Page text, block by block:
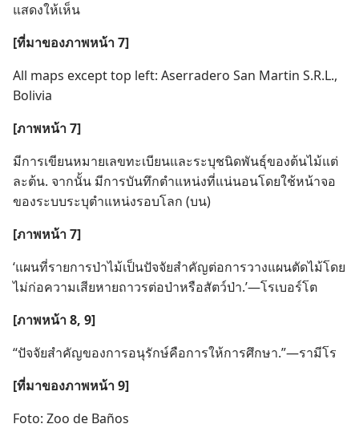
แสดง​ให้​เห็น
[ที่​มา​ของ​ภาพ​หน้า 7]
All maps except top left: Aserradero San Martin S.R.L.,
Bolivia
[ภาพ​หน้า 7]
มี​การ​เขียน​หมาย​เลข​ทะเบียน​และ​ระบุ​ชนิด​พันธุ์​ของ​ต้น​ไม้​แต่​
ละ​ต้น. จาก​นั้น มี​การ​บันทึก​ตำแหน่ง​ที่​แน่นอน​โดย​ใช้​หน้า​จอ​
ของ​ระบบ​ระบุ​ตำแหน่ง​รอบ​โลก (บน)
[ภาพ​หน้า 7]
‘แผนที่​รายการ​ป่า​ไม้​เป็น​ปัจจัย​สำคัญ​ต่อ​การ​วาง​แผน​ตัด​ไม้​โดย​
ไม่​ก่อ​ความ​เสียหาย​ถาวร​ต่อ​ป่า​หรือ​สัตว์​ป่า.’—โรเบอร์โต
[ภาพ​หน้า 8, 9]
“ปัจจัย​สำคัญ​ของ​การ​อนุรักษ์​คือ​การ​ให้​การ​ศึกษา.”—รามีโร
[ที่​มา​ของ​ภาพ​หน้า 9]
Foto: Zoo de Baños